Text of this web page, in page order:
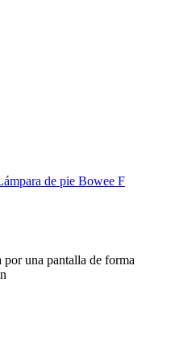
una pantalla de forma